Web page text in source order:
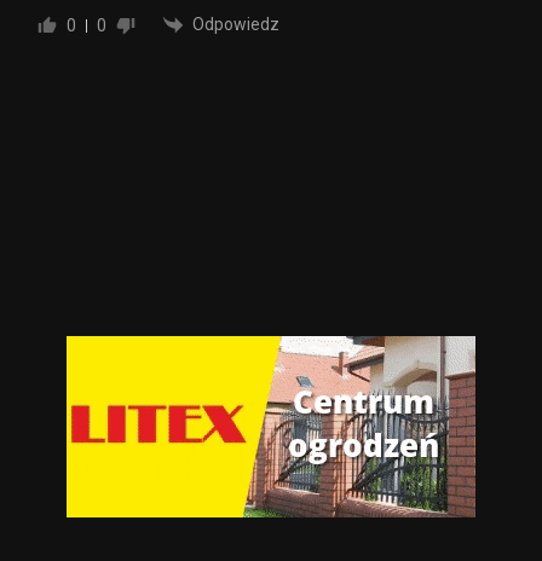
0 0 Odpowiedz